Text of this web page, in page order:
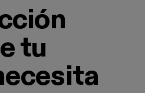
tu